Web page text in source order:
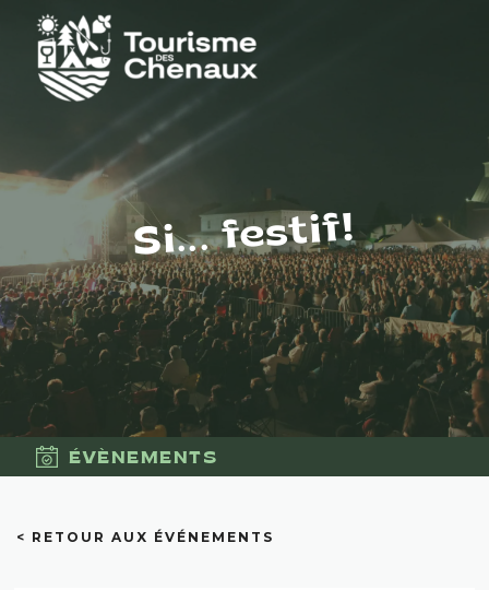
Si... festif!
ÉVÈNEMENTS
< RETOUR AUX ÉVÉNEMENTS